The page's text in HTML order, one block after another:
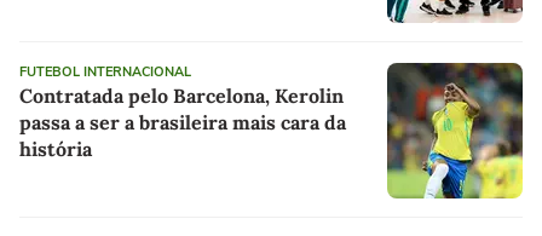
FUTEBOL INTERNACIONAL
Contratada pelo Barcelona, Kerolin
passa a ser a brasileira mais cara da
história